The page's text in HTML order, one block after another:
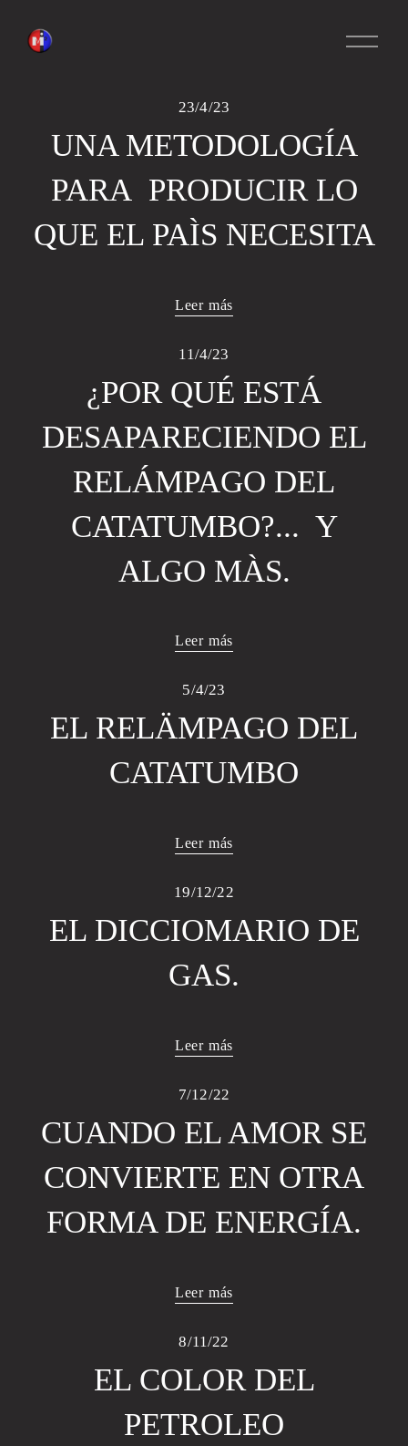
A
b
23/4/23
UNA METODOLOGÍA
PARA PRODUCIR LO
QUE EL PAÌS NECESITA
Leer más
11/4/23
¿POR QUÉ ESTÁ
DESAPARECIENDO EL
RELÁMPAGO DEL
CATATUMBO?... Y
ALGO MÀS.
Leer más
5/4/23
EL RELÄMPAGO DEL
CATATUMBO
Leer más
19/12/22
EL DICCIOMARIO DE
GAS.
Leer más
7/12/22
CUANDO EL AMOR SE
CONVIERTE EN OTRA
FORMA DE ENERGÍA.
Leer más
8/11/22
EL COLOR DEL
PETROLEO